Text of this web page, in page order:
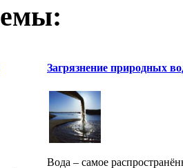
Загрязнение природных
Вода – самое